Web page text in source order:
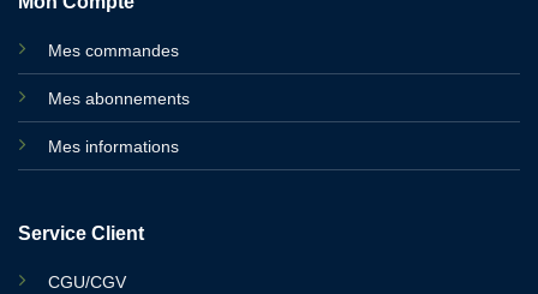
Mes commandes
Mes abonnements
Mes informations
Service Client
CGU/CGV